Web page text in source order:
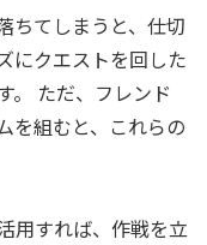
ちてしまうと、仕切
にクエストを回した
。 ただ、フレンド
を組むと、これらの
用すれば、作戦を立